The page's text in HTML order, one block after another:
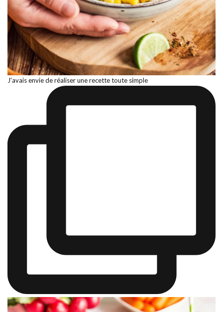
J'avais envie de réaliser une recette toute simple